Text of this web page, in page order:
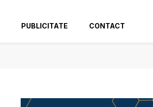
PUBLICITATE CONTACT